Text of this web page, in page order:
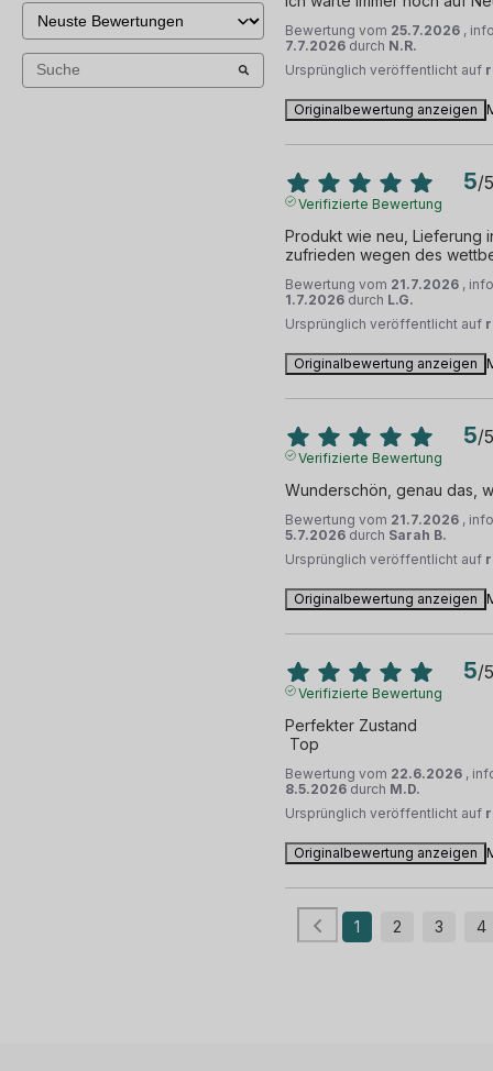
Bewertung vom 25.7.2026 ,
7.7.2026 durch N.R.
Ursprünglich veröffentlicht auf
Originalbewertung anzeigen
5/5
Verifizierte Bewertung
Produkt wie neu, Lieferung
zufrieden wegen des
Bewertung vom 21.7.2026 ,
1.7.2026 durch L.G.
Ursprünglich veröffentlicht auf
Originalbewertung anzeigen
5/5
Verifizierte Bewertung
Wunderschön, genau das,
Bewertung vom 21.7.2026 ,
5.7.2026 durch Sarah B.
Ursprünglich veröffentlicht auf
Originalbewertung anzeigen
5/5
Verifizierte Bewertung
Perfekter Zustand
Top
Bewertung vom 22.6.2026 ,
8.5.2026 durch M.D.
Ursprünglich veröffentlicht auf
Originalbewertung anzeigen
1 2 3 4